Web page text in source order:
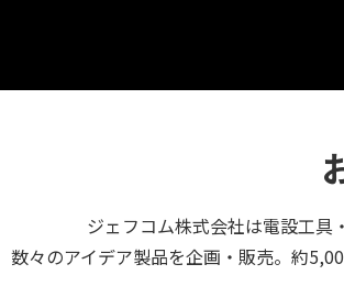
ジェフコム株式会社は電設工具
数々のアイデア製品を企画・販売。約